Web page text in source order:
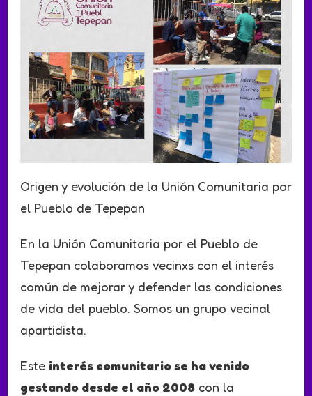
Origen y evolución de la Unión Comunitaria por
el Pueblo de Tepepan
En la Unión Comunitaria por el Pueblo de
Tepepan colaboramos vecinxs con el interés
común de mejorar y defender las condiciones
de vida del pueblo. Somos un grupo vecinal
apartidista.
Este interés comunitario se ha venido
gestando desde el año 2008 con la